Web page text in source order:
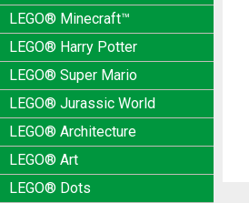
LEGO® Minecraft™
LEGO® Harry Potter
LEGO® Super Mario
LEGO® Jurassic World
LEGO® Architecture
LEGO® Art
LEGO® Dots